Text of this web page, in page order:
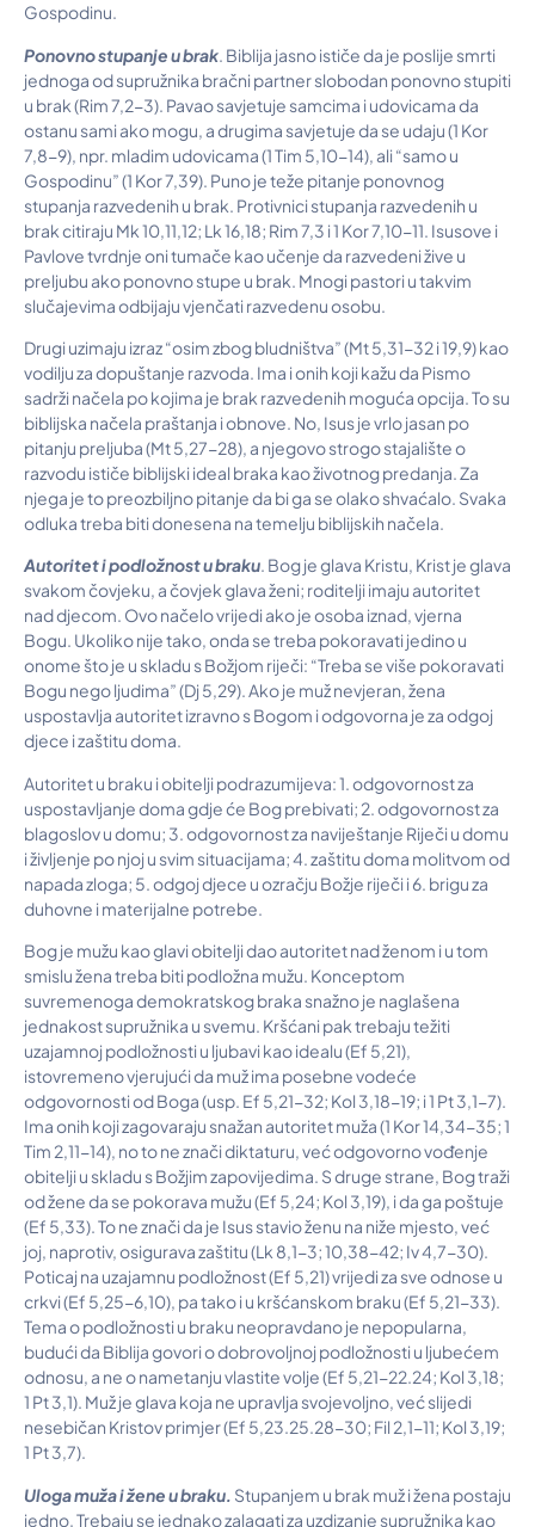
Gospodinu.
Ponovno stupanje u brak. Biblija jasno ističe da je poslije smrti
jednoga od supružnika bračni partner slobodan ponovno stupiti
u brak (Rim 7,2-3). Pavao savjetuje samcima i udovicama da
ostanu sami ako mogu, a drugima savjetuje da se udaju (1 Kor
7,8-9), npr. mladim udovicama (1 Tim 5,10-14), ali “samo u
Gospodinu” (1 Kor 7,39). Puno je teže pitanje ponovnog
stupanja razvedenih u brak. Protivnici stupanja razvedenih u
brak citiraju Mk 10,11,12; Lk 16,18; Rim 7,3 i 1 Kor 7,10-11. Isusove i
Pavlove tvrdnje oni tumače kao učenje da razvedeni žive u
preljubu ako ponovno stupe u brak. Mnogi pastori u takvim
slučajevima odbijaju vjenčati razvedenu osobu.
Drugi uzimaju izraz “osim zbog bludništva” (Mt 5,31-32 i 19,9) kao
vodilju za dopuštanje razvoda. Ima i onih koji kažu da Pismo
sadrži načela po kojima je brak razvedenih moguća opcija. To su
biblijska načela praštanja i obnove. No, Isus je vrlo jasan po
pitanju preljuba (Mt 5,27-28), a njegovo strogo stajalište o
razvodu ističe biblijski ideal braka kao životnog predanja. Za
njega je to preozbiljno pitanje da bi ga se olako shvaćalo. Svaka
odluka treba biti donesena na temelju biblijskih načela.
Autoritet i podložnost u braku. Bog je glava Kristu, Krist je glava
svakom čovjeku, a čovjek glava ženi; roditelji imaju autoritet
nad djecom. Ovo načelo vrijedi ako je osoba iznad, vjerna
Bogu. Ukoliko nije tako, onda se treba pokoravati jedino u
onome što je u skladu s Božjom riječi: “Treba se više pokoravati
Bogu nego ljudima” (Dj 5,29). Ako je muž nevjeran, žena
uspostavlja autoritet izravno s Bogom i odgovorna je za odgoj
djece i zaštitu doma.
Autoritet u braku i obitelji podrazumijeva: 1. odgovornost za
uspostavljanje doma gdje će Bog prebivati; 2. odgovornost za
blagoslov u domu; 3. odgovornost za naviještanje Riječi u domu
i življenje po njoj u svim situacijama; 4. zaštitu doma molitvom od
napada zloga; 5. odgoj djece u ozračju Božje riječi i 6. brigu za
duhovne i materijalne potrebe.
Bog je mužu kao glavi obitelji dao autoritet nad ženom i u tom
smislu žena treba biti podložna mužu. Konceptom
suvremenoga demokratskog braka snažno je naglašena
jednakost supružnika u svemu. Kršćani pak trebaju težiti
uzajamnoj podložnosti u ljubavi kao idealu (Ef 5,21),
istovremeno vjerujući da muž ima posebne vodeće
odgovornosti od Boga (usp. Ef 5,21-32; Kol 3,18-19; i 1 Pt 3,1-7).
Ima onih koji zagovaraju snažan autoritet muža (1 Kor 14,34-35; 1
Tim 2,11-14), no to ne znači diktaturu, već odgovorno vođenje
obitelji u skladu s Božjim zapovijedima. S druge strane, Bog traži
od žene da se pokorava mužu (Ef 5,24; Kol 3,19), i da ga poštuje
(Ef 5,33). To ne znači da je Isus stavio ženu na niže mjesto, već
joj, naprotiv, osigurava zaštitu (Lk 8,1-3; 10,38-42; Iv 4,7-30).
Poticaj na uzajamnu podložnost (Ef 5,21) vrijedi za sve odnose u
crkvi (Ef 5,25-6,10), pa tako i u kršćanskom braku (Ef 5,21-33).
Tema o podložnosti u braku neopravdano je nepopularna,
budući da Biblija govori o dobrovoljnoj podložnosti u ljubećem
odnosu, a ne o nametanju vlastite volje (Ef 5,21-22.24; Kol 3,18;
1 Pt 3,1). Muž je glava koja ne upravlja svojevoljno, već slijedi
nesebičan Kristov primjer (Ef 5,23.25.28-30; Fil 2,1-11; Kol 3,19;
1 Pt 3,7).
Uloga muža i žene u braku. Stupanjem u brak muž i žena postaju
jedno. Trebaju se jednako zalagati za uzdizanje supružnika kao